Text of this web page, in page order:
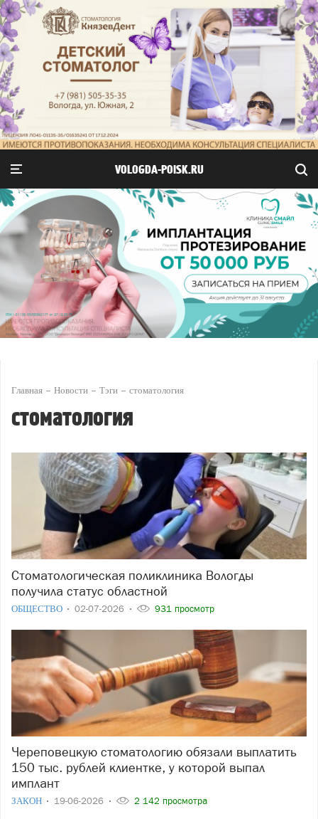
VOLOGDA-POISK.RU
Главная Новости Тэги стоматология
стоматология
Стоматологическая поликлиника Вологды
получила статус областной
ОБЩЕСТВО 02-07-2026 931 просмотр
Череповецкую стоматологию обязали выплатить
150 тыс. рублей клиентке, у которой выпал
имплант
ЗАКОН 19-06-2026 2 142 просмотра